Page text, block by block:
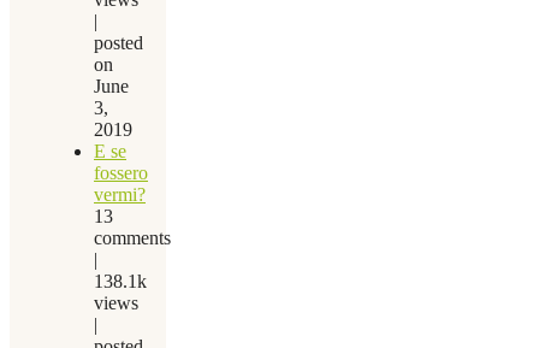
|
posted
on
June
3,
2019
E se
fossero
vermi?
13
comments
|
138.1k
views
|